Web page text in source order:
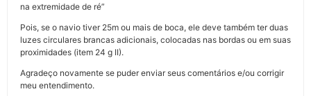
na extremidade de ré”
Pois, se o navio tiver 25m ou mais de boca, ele deve também ter duas
luzes circulares brancas adicionais, colocadas nas bordas ou em suas
proximidades (item 24 g II).
Agradeço novamente se puder enviar seus comentários e/ou corrigir
meu entendimento.